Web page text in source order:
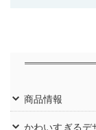
商品情報
かわいすぎる